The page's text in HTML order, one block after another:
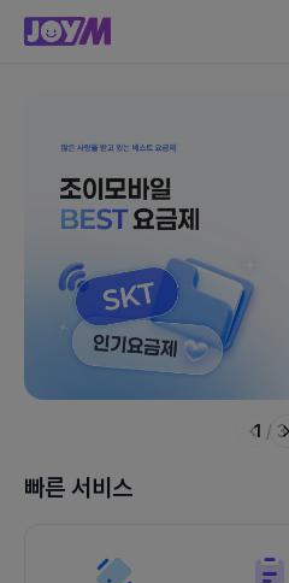
1 / 3
빠른 서비스